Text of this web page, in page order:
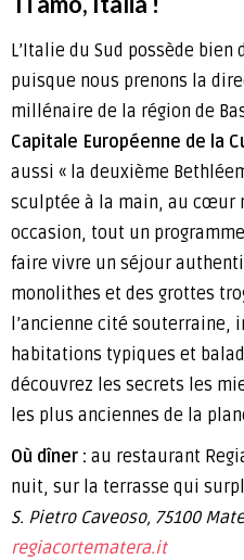
L’Italie du Sud possède
puisque nous prenons la
millénaire de la région de
Capitale Européenne de la
aussi « la deuxième
sculptée à la main, au cœur
occasion, tout un
faire vivre un séjour
monolithes et des grottes
l’ancienne cité souterraine,
habitations typiques et
découvrez les secrets les
les plus anciennes de la
Où dîner : au restaurant
nuit, sur la terrasse qui
S. Pietro Caveoso, 75100
regiacortematera.it